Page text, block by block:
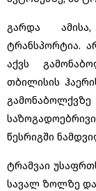
გარდა
ტრანსპორტია.
აქვს
თბილისის
წესრიგში
ტრამვაი
სავალ ზოლზე და